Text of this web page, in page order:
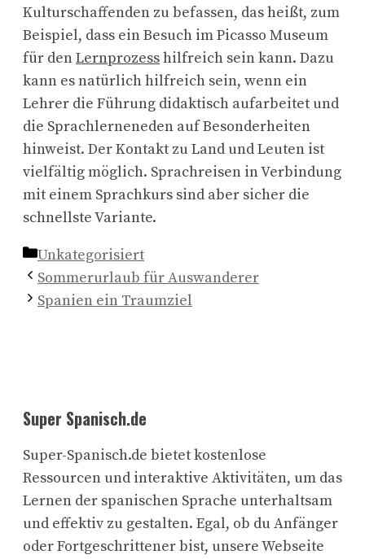
Kulturschaffenden zu befassen, das heißt, zum
Beispiel, dass ein Besuch im Picasso Museum
für denLernprozesshilfreich sein kann. Dazu
kann es natürlich hilfreich sein, wenn ein
Lehrer die Führung didaktisch aufarbeitet und
die Sprachlerneneden auf Besonderheiten
hinweist. Der Kontakt zu Land und Leuten ist
vielfältig möglich. Sprachreisen in Verbindung
mit einem Sprachkurs sind aber sicher die
schnellste Variante.
Kategorien
Unkategorisiert
Sommerurlaub für Auswanderer
Spanien ein Traumziel
Super Spanisch.de
Super-Spanisch.de bietet kostenlose
Ressourcen und interaktive Aktivitäten, um das
Lernen der spanischen Sprache unterhaltsam
und effektiv zu gestalten. Egal, ob du Anfänger
oder Fortgeschrittener bist, unsere Webseite